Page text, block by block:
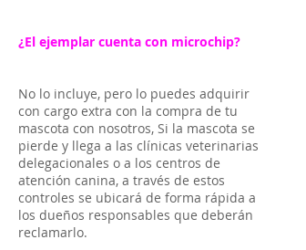
¿El ejemplar cuenta con microchip?
No lo incluye, pero lo puedes adquirir
con cargo extra con la compra de tu
mascota con nosotros, Si la mascota se
pierde y llega a las clínicas veterinarias
delegacionales o a los centros de
atención canina, a través de estos
controles se ubicará de forma rápida a
los dueños responsables que deberán
reclamarlo.